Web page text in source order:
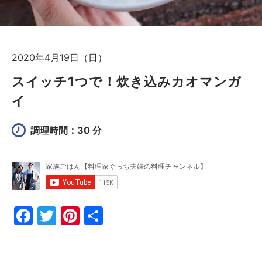
2020年4月19日（日）
スイッチ1つで！炊き込みカオマンガ
イ
調理時間：30 分
F
T
Pi